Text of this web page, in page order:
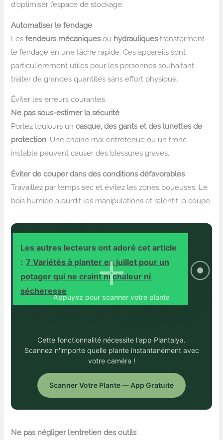
d’optimiser l’espace de stockage.
Automatiser le fendage
Lesfendeurs mécaniquesou hydrauliquestransforment
le fendage en une tâche rapide. Ces appareils sont
particulièrement utiles pour les personnes souhaitant
traiter de grandes quantités sans effort physique.
Éviter les erreurs courantes
Ne pas sous-estimer la sécurité
Portez toujours uncasque, des gants et des lunettes de
protection. Une chaîne mal entretenue ou un tronc
instable peuvent causer des blessures graves.
Éviter de couper dans des conditions défavorables
Travaillez par temps sec et évitez les zones boueuses. Le
bois humide alourdit les manipulations et ralentit la coupe.
Les autres lecteurs ont adoré cet article
: 7 Variétés à planter en juillet pour un
potager qui ne craint ni chaleur ni
sécheresse
Appuyez pour scanner votre plante
Cette fonctionnalité nécessite l'app Plantalya.
Scannez n'importe quelle plante instantanément avec
votre caméra !
Scanner Votre Plante — App Gratuite
Ne pas négliger l’entretien des outils